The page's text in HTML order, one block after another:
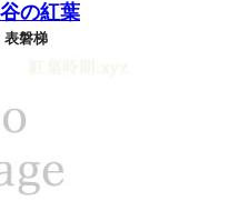
の紅葉
表磐梯